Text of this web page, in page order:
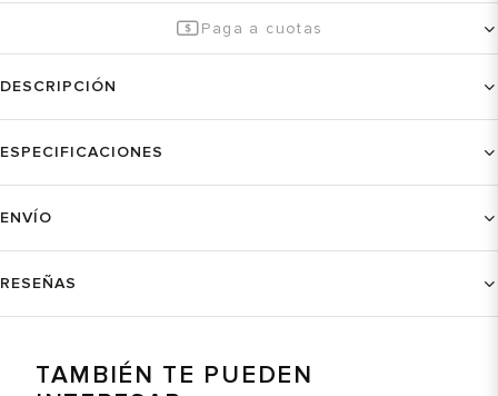
Paga a cuotas
DESCRIPCIÓN
ESPECIFICACIONES
ENVÍO
RESEÑAS
TAMBIÉN TE PUEDEN